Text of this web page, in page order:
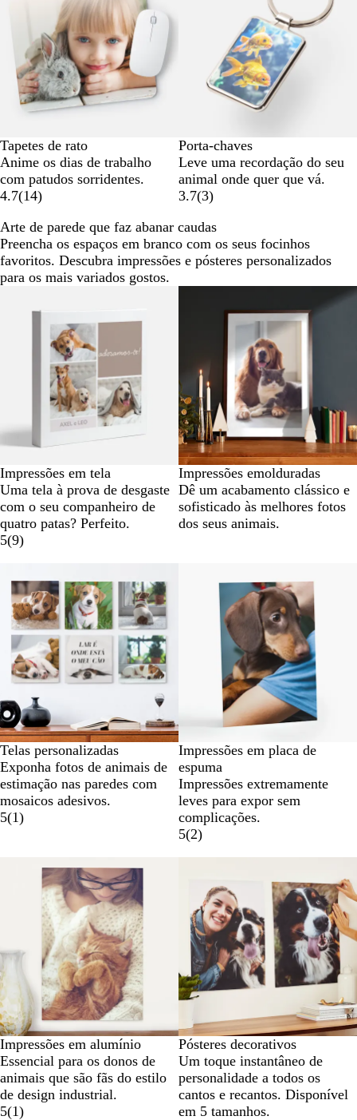
Tapetes de rato
Anime os dias de trabalho
com patudos sorridentes.
4.7(14)
Porta-chaves
Leve uma recordação do seu
animal onde quer que vá.
3.7(3)
Arte de parede que faz abanar caudas
Preencha os espaços em branco com os seus focinhos
favoritos. Descubra impressões e pósteres personalizados
para os mais variados gostos.
Impressões em tela
Uma tela à prova de desgaste
com o seu companheiro de
quatro patas? Perfeito.
5(9)
Impressões emolduradas
Dê um acabamento clássico e
sofisticado às melhores fotos
dos seus animais.
Telas personalizadas
Exponha fotos de animais de
estimação nas paredes com
mosaicos adesivos.
5(1)
Impressões em placa de
espuma
Impressões extremamente
leves para expor sem
complicações.
5(2)
Novas opções
Impressões em alumínio
Essencial para os donos de
animais que são fãs do estilo
de design industrial.
5(1)
Pósteres decorativos
Um toque instantâneo de
personalidade a todos os
cantos e recantos. Disponível
em 5 tamanhos.